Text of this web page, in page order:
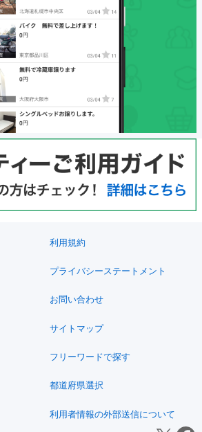
利用規約
プライバシーステートメント
お問い合わせ
サイトマップ
フリーワードで探す
都道府県選択
利用者情報の外部送信について